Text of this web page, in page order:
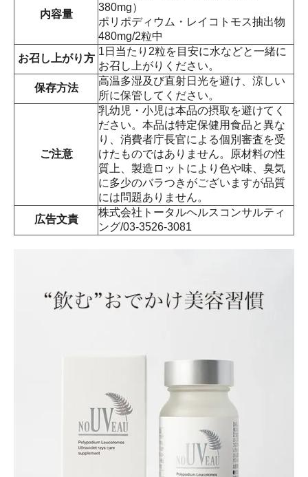
内容量
380mg）
ポリポディウム・レイコトモス抽出物
480mg/2粒中
お召し上がり方
1日当たり2粒を目安に水などと一緒に
お召し上がりください。
保存方法
高温多湿及び直射日光を避け、涼しい
所に保管してください。
ご注意
乳幼児・小児は本品の摂取を避けてく
ださい。本品は特定保健用食品と異な
り、消費者庁長官による個別審査を受
けたものではありません。原材料の性
質上、製造ロットにより色や味、臭気
に多少のバラつきがございますが品質
には問題ありません。
広告文責
株式会社トータルヘルスコンサルティ
ング/03-3526-3081